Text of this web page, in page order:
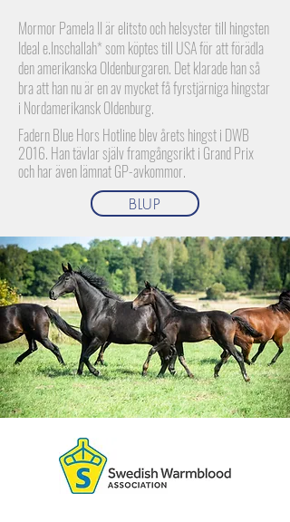
Mormor Pamela II är elitsto och helsyster till hingsten
Ideal e.Inschallah* som köptes till USA för att förädla
den amerikanska Oldenburgaren. Det klarade han så
bra att han nu är en av mycket få fyrstjärniga hingstar
i Nordamerikansk Oldenburg.
Fadern Blue Hors Hotline blev årets hingst i DWB
2016. Han tävlar själv framgångsrikt i Grand Prix
och har även lämnat GP-avkommor.
BLUP